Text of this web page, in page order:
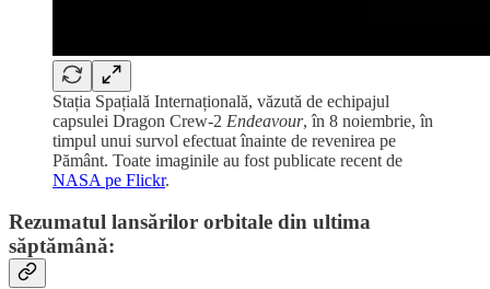
Stația Spațială Internațională, văzută de echipajul
capsulei Dragon Crew-2 Endeavour, în 8 noiembrie, în
timpul unui survol efectuat înainte de revenirea pe
Pământ. Toate imaginile au fost publicate recent de
NASA pe Flickr.
Rezumatul lansărilor orbitale din ultima
săptămână: